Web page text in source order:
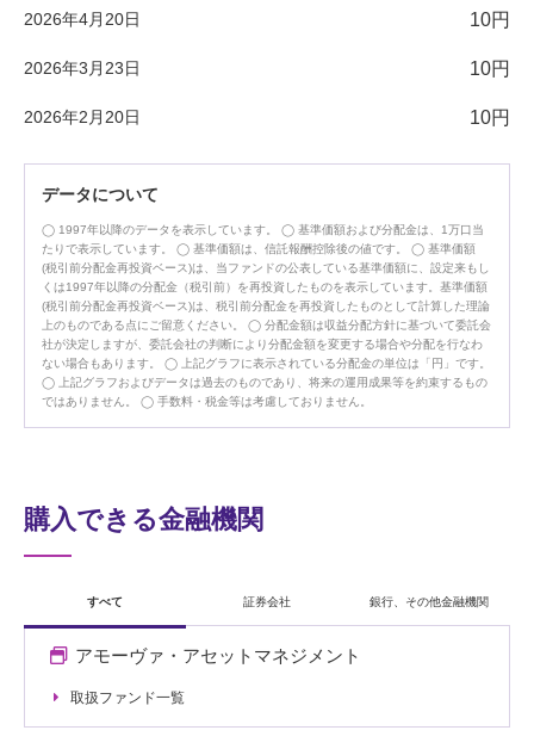
2026年4月20日 10円
2026年3月23日 10円
2026年2月20日 10円
データについて
1997年以降のデータを表示しています。
基準価額および分配金は、1万口当
たりで表示しています。
基準価額は、信託報酬控除後の値です。
基準価額
(税引前分配金再投資ベース)は、当ファンドの公表している基準価額に、設定来もし
くは1997年以降の分配金（税引前）を再投資したものを表示しています。基準価額
(税引前分配金再投資ベース)は、税引前分配金を再投資したものとして計算した理論
上のものである点にご留意ください。
分配金額は収益分配方針に基づいて委託会
社が決定しますが、委託会社の判断により分配金額を変更する場合や分配を行なわ
ない場合もあります。
上記グラフに表示されている分配金の単位は「円」です。
上記グラフおよびデータは過去のものであり、将来の運用成果等を約束するもの
ではありません。
手数料・税金等は考慮しておりません。
購入できる金融機関
すべて 証券会社 銀行、その他金融機関
アモーヴァ・アセットマネジメント
取扱ファンド一覧